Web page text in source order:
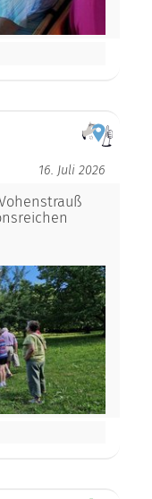
16. Juli 2026